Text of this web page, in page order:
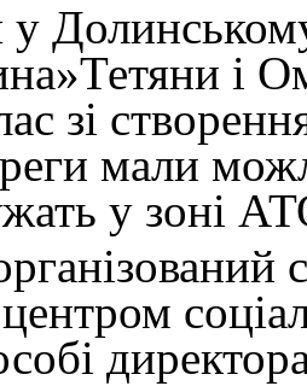
у
і
зі
мали
у зоні